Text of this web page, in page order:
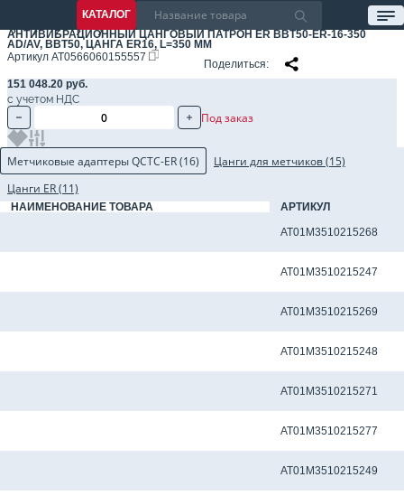
КАТАЛОГ
АНТИВИБРАЦИОННЫЙ ЦАНГОВЫЙ ПАТРОН ER BBT50-ER-16-350
AD/AV, BBT50, ЦАНГА ER16, L=350 ММ
Артикул AT0566060155557
Поделиться
151 048.20 руб.
с учетом НДС
Под заказ
Метчиковые адаптеры QCTC-ER (16)
Цанги для метчиков (15)
Цанги ER (11)
НАИМЕНОВАНИЕ ТОВАРА
АРТИКУЛ
AT01M3510215268
AT01M3510215247
AT01M3510215269
AT01M3510215248
AT01M3510215271
AT01M3510215277
AT01M3510215249